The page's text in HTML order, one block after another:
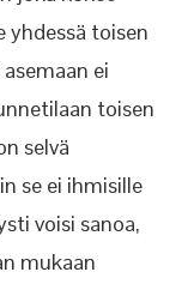
yhdessä toisen
ei
toisen
selvä
se ei ihmisille
voisi sanoa,
mukaan